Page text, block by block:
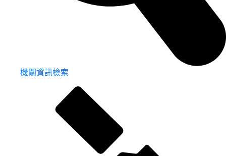
機關資訊檢索